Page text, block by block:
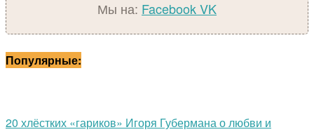
Мы на: FacebookVK
Популярные:
20 хлёстких «гариков» Игоря Губермана о любви и